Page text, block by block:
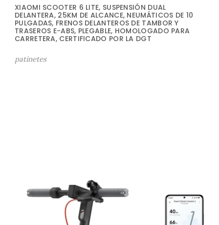
XIAOMI SCOOTER 6 LITE, SUSPENSIÓN DUAL
DELANTERA, 25KM DE ALCANCE, NEUMÁTICOS DE 10
PULGADAS, FRENOS DELANTEROS DE TAMBOR Y
TRASEROS E-ABS, PLEGABLE, HOMOLOGADO PARA
CARRETERA, CERTIFICADO POR LA DGT
patinetes